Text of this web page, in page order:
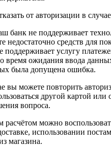
от авторизации в
банк не поддерживает
недостаточно средств для
поддерживает услугу
время ожидания ввода
была допущена ошибка.
вы можете повторить
другой картой или
вопроса.
расчётом можно
использовании
магазина.